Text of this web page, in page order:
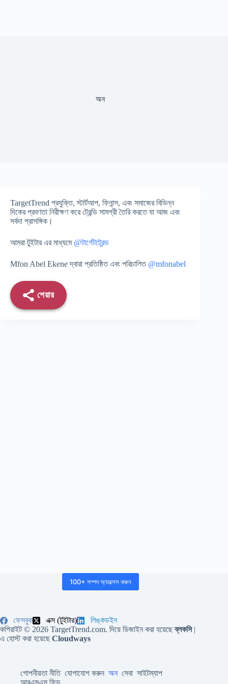
অন
TargetTrend প্রযুক্তি, স্টার্টআপ, ফিনান্স, এবং সমাজের বিভিন্ন
দিকের প্রবণতা নিরীক্ষণ করে ট্রেন্ডি সামগ্রী তৈরি করতে যা আজ এবং
সর্বদা প্রাসঙ্গিক।
আমরা টুইটার এর মাধ্যমে @টার্গেটট্রেন্ড
Mfon Abel Ekene দ্বারা প্রতিষ্ঠিত এবং পরিচালিত @mfonabel
শেয়ার
100+ সম্পদ অ্যাক্সেস করুন
ফেসবুক এক্স (টুইটার)
লিঙ্কডইন
কপিরাইট © 2026 TargetTrend.com. দিয়ে ডিজাইন করা হয়েছেব্লকসি|
এ হোস্ট করা হয়েছে Cloudways
গোপনীয়তা নীতি যোগাযোগ করুন অন সেবা সাইটম্যাপ
আরএসএস ফিড